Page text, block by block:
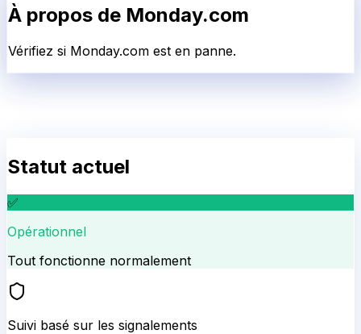
À propos de Monday.com
Vérifiez si Monday.com est en panne.
Statut actuel
✅
Opérationnel
Tout fonctionne normalement
Suivi basé sur les signalements